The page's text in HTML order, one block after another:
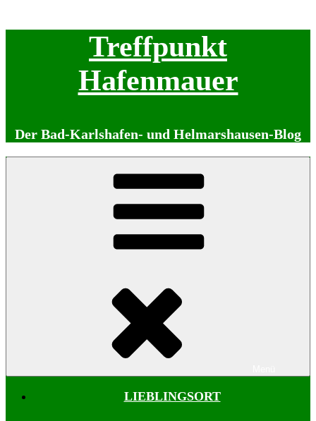
Treffpunkt
Hafenmauer
Der Bad-Karlshafen- und Helmarshausen-Blog
LIEBLINGSORT